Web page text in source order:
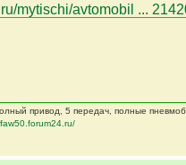
mytischi/avtomobil ...
привод, 5 передач, полные